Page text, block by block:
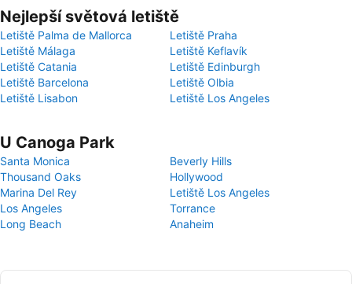
Nejlepší světová letiště
Letiště Palma de Mallorca
Letiště Praha
Letiště Málaga
Letiště Keflavík
Letiště Catania
Letiště Edinburgh
Letiště Barcelona
Letiště Olbia
Letiště Lisabon
Letiště Los Angeles
U Canoga Park
Santa Monica
Beverly Hills
Thousand Oaks
Hollywood
Marina Del Rey
Letiště Los Angeles
Los Angeles
Torrance
Long Beach
Anaheim